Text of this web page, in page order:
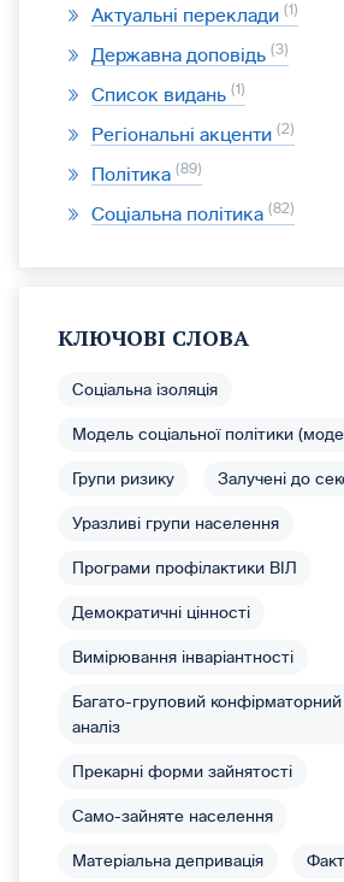
Актуальні переклади 1
Державна доповідь 3
Список видань 1
Регіональні акценти 2
Політика 89
Соціальна політика 82
КЛЮЧОВІ СЛОВА
Соціальна ізоляція
Модель соціальної політики
Групи ризику Залучені до
Уразливі групи населення
Програми профілактики ВІЛ
Демократичні цінності
Вимірювання інваріантності
Багато-груповий
аналіз
Прекарні форми зайнятості
Само-зайняте населення
Матеріальна депривація